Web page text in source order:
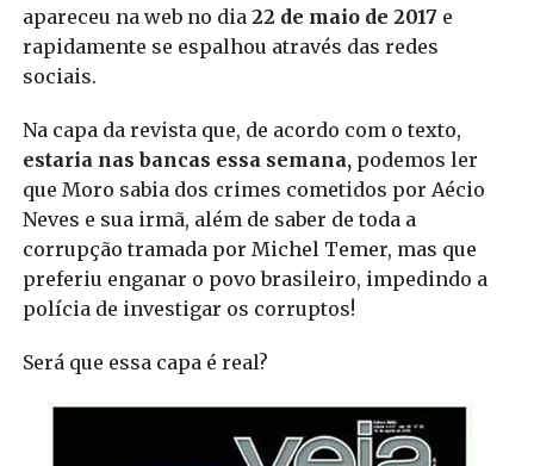
apareceu na web no dia 22 de maio de 2017 e
rapidamente se espalhou através das redes
sociais.
Na capa da revista que, de acordo com o texto,
estaria nas bancas essa semana,podemos ler
que Moro sabia dos crimes cometidos por Aécio
Neves e sua irmã, além de saber de toda a
corrupção tramada por Michel Temer, mas que
preferiu enganar o povo brasileiro, impedindo a
polícia de investigar os corruptos!
Será que essa capa é real?